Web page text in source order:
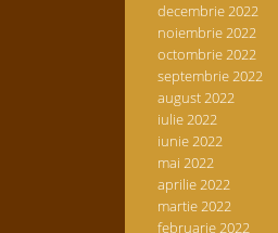
decembrie 2022
noiembrie 2022
octombrie 2022
septembrie 2022
august 2022
iulie 2022
iunie 2022
mai 2022
aprilie 2022
martie 2022
februarie 2022